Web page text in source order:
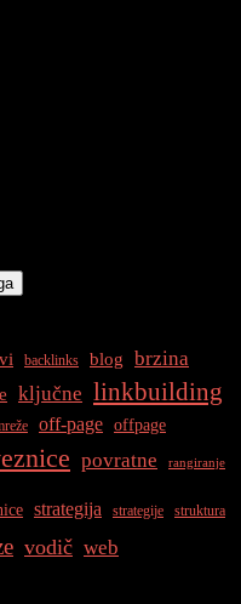
backlinks blog brzina
ključne linkbuilding
off-page offpage
povratne rangiranje
strategija strategije struktura
vodič web